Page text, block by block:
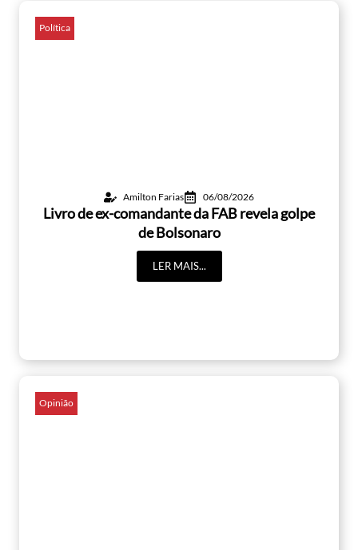
Política
Amilton Farias 06/08/2026
Livro de ex-comandante da FAB revela golpe
de Bolsonaro
LER MAIS...
Opinião